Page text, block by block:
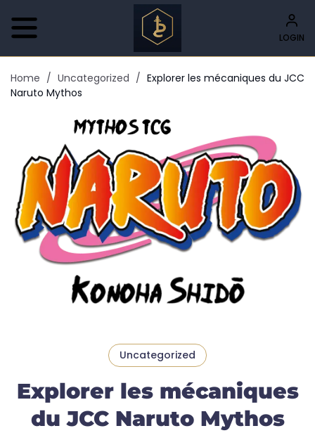
LOGIN
Home / Uncategorized / Explorer les mécaniques du JCC
Naruto Mythos
Uncategorized
Explorer les mécaniques
du JCC Naruto Mythos